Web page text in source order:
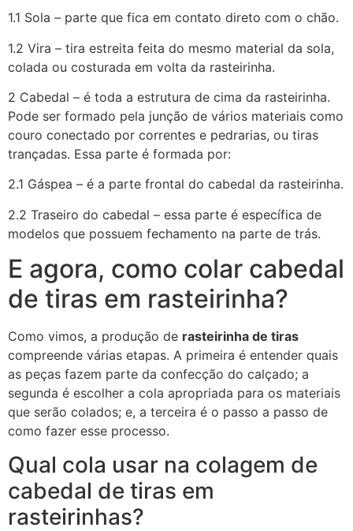
1.1 Sola – parte que fica em contato direto com o chão.
1.2 Vira – tira estreita feita do mesmo material da sola,
colada ou costurada em volta da rasteirinha.
2 Cabedal – é toda a estrutura de cima da rasteirinha.
Pode ser formado pela junção de vários materiais como
couro conectado por correntes e pedrarias, ou tiras
trançadas. Essa parte é formada por:
2.1 Gáspea – é a parte frontal do cabedal da rasteirinha.
2.2 Traseiro do cabedal – essa parte é específica de
modelos que possuem fechamento na parte de trás.
E agora, como colar cabedal
de tiras em rasteirinha?
Como vimos, a produção de rasteirinha de tiras
compreende várias etapas. A primeira é entender quais
as peças fazem parte da confecção do calçado; a
segunda é escolher a cola apropriada para os materiais
que serão colados; e, a terceira é o passo a passo de
como fazer esse processo.
Qual cola usar na colagem de
cabedal de tiras em
rasteirinhas?